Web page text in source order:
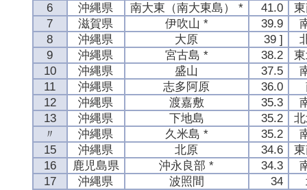
6
沖縄県 南大東（南大東島） * 41.0
7
滋賀県 伊吹山 * 39.9
8
沖縄県 大原 39 ]
9
沖縄県 宮古島 * 38.2
10
沖縄県 盛山 37.5
11
沖縄県 志多阿原 36.0
12
沖縄県 渡嘉敷 35.3
13
沖縄県 下地島 35.2
〃
沖縄県 久米島 * 35.2
15
沖縄県 北原 34.6
16
鹿児島県 沖永良部 * 34.3
17
沖縄県 波照間 34